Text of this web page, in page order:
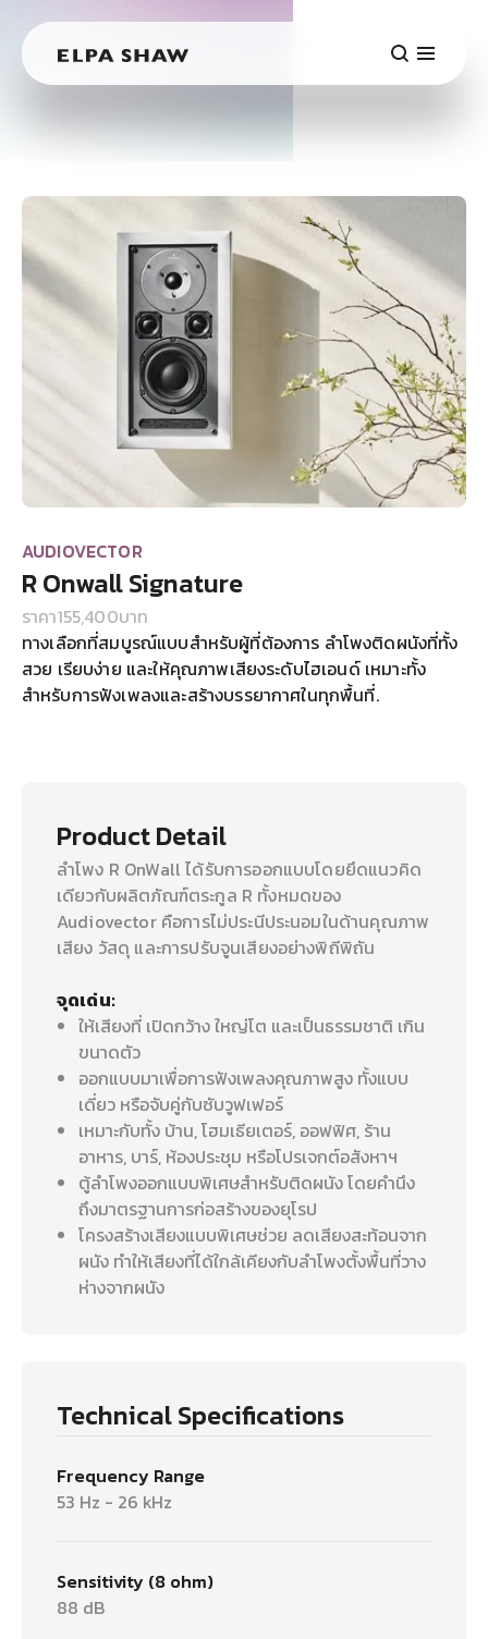
AUDIOVECTOR
R Onwall Signature
ราคา155,400บาท
ทางเลือกที่สมบูรณ์แบบสำหรับผู้ที่ต้องการ ลำโพงติดผนังที่ทั้ง
สวย เรียบง่าย และให้คุณภาพเสียงระดับไฮเอนด์ เหมาะทั้ง
สำหรับการฟังเพลงและสร้างบรรยากาศในทุกพื้นที่.
Product Detail
ลำโพง R OnWall ได้รับการออกแบบโดยยึดแนวคิด
เดียวกับผลิตภัณฑ์ตระกูล R ทั้งหมดของ
Audiovector คือการไม่ประนีประนอมในด้านคุณภาพ
เสียง วัสดุ และการปรับจูนเสียงอย่างพิถีพิถัน
จุดเด่น:
ให้เสียงที่ เปิดกว้าง ใหญ่โต และเป็นธรรมชาติ เกิน
ขนาดตัว
ออกแบบมาเพื่อการฟังเพลงคุณภาพสูง ทั้งแบบ
เดี่ยว หรือจับคู่กับซับวูฟเฟอร์
เหมาะกับทั้ง บ้าน, โฮมเธียเตอร์, ออฟฟิศ, ร้าน
อาหาร, บาร์, ห้องประชุม หรือโปรเจกต์อสังหาฯ
ตู้ลำโพงออกแบบพิเศษสำหรับติดผนัง โดยคำนึง
ถึงมาตรฐานการก่อสร้างของยุโรป
โครงสร้างเสียงแบบพิเศษช่วย ลดเสียงสะท้อนจาก
ผนัง ทำให้เสียงที่ได้ใกล้เคียงกับลำโพงตั้งพื้นที่วาง
ห่างจากผนัง
Technical Specifications
Frequency Range
53 Hz - 26 kHz
Sensitivity (8 ohm)
88 dB